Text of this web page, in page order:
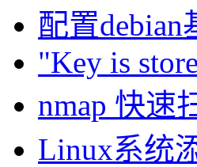
配置debian
"Key is
nmap 快速
Linux系统